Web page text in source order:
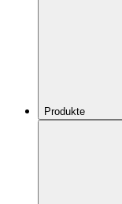
Produkte